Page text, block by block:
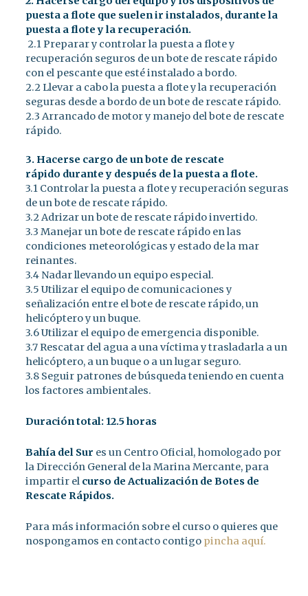
puesta a flote que suelen ir instalados, durante la
puesta a flote y la recuperación.
2.1 Preparar y controlar la puesta a flote y
recuperación seguros de un bote de rescate rápido
con el pescante que esté instalado a bordo.
2.2 Llevar a cabo la puesta a flote y la recuperación
seguras desde a bordo de un bote de rescate rápido.
2.3 Arrancado de motor y manejo del bote de rescate
rápido.
3. Hacerse cargo de un bote de rescate
rápido durante y después de la puesta a flote.
3.1 Controlar la puesta a flote y recuperación seguras
de un bote de rescate rápido.
3.2 Adrizar un bote de rescate rápido invertido.
3.3 Manejar un bote de rescate rápido en las
condiciones meteorológicas y estado de la mar
reinantes.
3.4 Nadar llevando un equipo especial.
3.5 Utilizar el equipo de comunicaciones y
señalización entre el bote de rescate rápido, un
helicóptero y un buque.
3.6 Utilizar el equipo de emergencia disponible.
3.7 Rescatar del agua a una víctima y trasladarla a un
helicóptero, a un buque o a un lugar seguro.
3.8 Seguir patrones de búsqueda teniendo en cuenta
los factores ambientales.
Duración total: 12.5 horas
Bahía del Sur es un Centro Oficial, homologado por
la Dirección General de la Marina Mercante, para
impartir el curso de Actualización de Botes de
Rescate Rápidos.
Para más información sobre el curso o quieres que
nospongamos en contacto contigo pincha aquí.